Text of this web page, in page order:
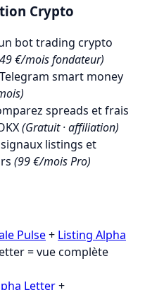
Crypto
bot trading crypto
€/mois fondateur)
smart money
spreads et frais
(Gratuit · affiliation)
listings et
(99 €/mois Pro)
Pulse+ Listing Alpha
= vue complète
Letter+